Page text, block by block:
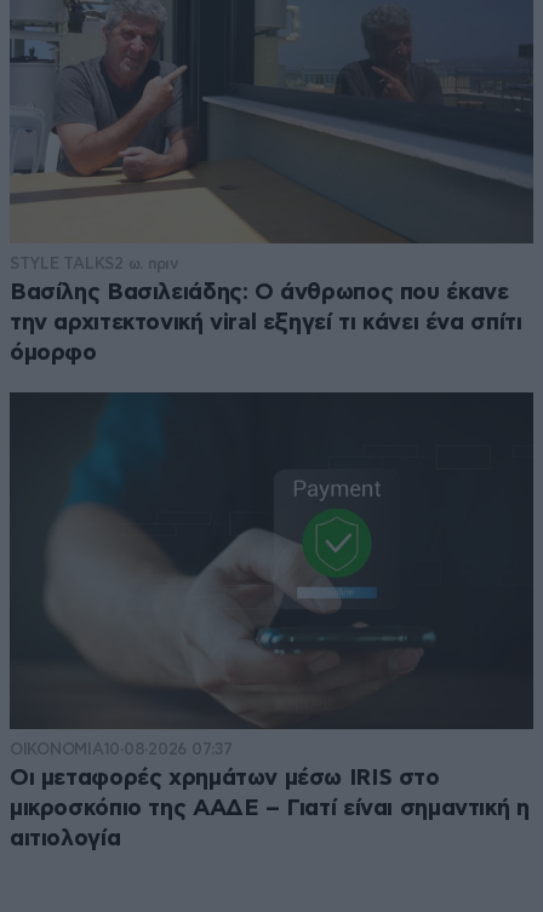
STYLE TALKS 2 ω. πριν
Βασίλης Βασιλειάδης: Ο άνθρωπος που έκανε
την αρχιτεκτονική viral εξηγεί τι κάνει ένα σπίτι
όμορφο
ΟΙΚΟΝΟΜΙΑ10·08·2026 07:37
Οι μεταφορές χρημάτων μέσω IRIS στο
μικροσκόπιο της ΑΑΔΕ – Γιατί είναι σημαντική η
αιτιολογία